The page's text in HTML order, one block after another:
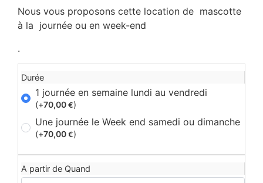
Nous vous proposons cette location de mascotte
à la journée ou en week-end
.
Durée
1 journée en semaine lundi au vendredi
(+70,00 €)
Une journée le Week end samedi ou dimanche
(+70,00 €)
A partir de Quand